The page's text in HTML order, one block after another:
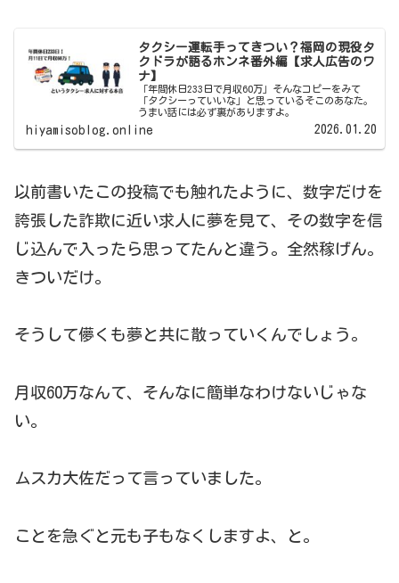
タクシー運転手ってきつい？福岡の現役タ
クドラが語るホンネ番外編【求人広告のワ
ナ】
「年間休日233日で月収60万」そんなコピーをみて
「タクシーっていいな」と思っているそこのあなた。
うまい話には必ず裏がありますよ。
hiyamisoblog.online 2026.01.20
以前書いたこの投稿でも触れたように、数字だけを
誇張した詐欺に近い求人に夢を見て、その数字を信
じ込んで入ったら思ってたんと違う。全然稼げん。
きついだけ。
そうして儚くも夢と共に散っていくんでしょう。
月収60万なんて、そんなに簡単なわけないじゃな
い。
ムスカ大佐だって言っていました。
ことを急ぐと元も子もなくしますよ、と。